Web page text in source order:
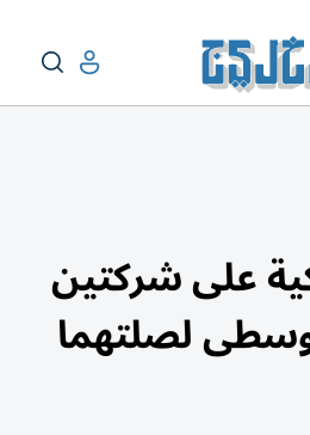
على شركتين
لصلتهما